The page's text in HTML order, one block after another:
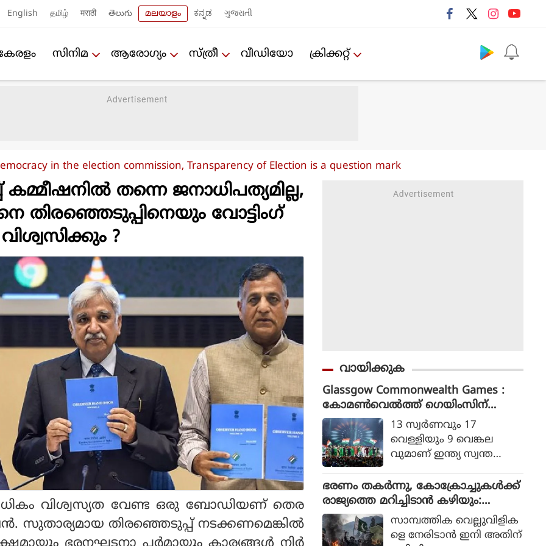
English தமிழ் मराठी తెలుగు മലയാളം ಕನ್ನಡ ગુજરાતી
സിനിമ ആരോഗ്യം സ്ത്രീ വീഡിയോ ക്രിക്കറ്റ്‌
in the election commission, Transparency of Election is a question mark
തന്നെ ജനാധിപത്യമില്ല,
തിരഞ്ഞെടുപ്പിനെയും വോട്ടിംഗ്
?
വിശ്വസ്യത വേണ്ട ഒരു ബോഡിയണ് തെര
സുതാര്യമായ തിരഞ്ഞെടുപ്പ് നടക്കണമെങ്കിൽ
വായിക്കുക
Glassgow Commonwealth Games :
കോമൺവെൽത്ത് ഗെയിംസിന്
ഗ്ലാസ്ഗോയിൽ കൊടിയിറങ്ങി, മെഡ
ൽ നേട്ടത്തിൽ ഇന്ത്യ നാലാമത്
13 സ്വര്‍ണവും 17
വെള്ളിയും 9 വെങ്കല
വുമാണ് ഇന്ത്യ സ്വന്ത
ഭരണം തകര്‍ന്നു, കോക്രോച്ചുകള്‍ക്ക്
രാജ്യത്തെ മറിച്ചിടാന്‍ കഴിയും:
പാകിസ്ഥാന്‍ ആഭ്യന്തര മന്ത്രി
മൊഹ്സിന്‍ നഖ്വി
സാമ്പത്തിക വെല്ലുവിളിക
ളെ നേരിടാന്‍ ഇനി അതിന്